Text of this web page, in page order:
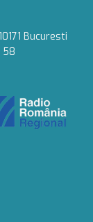
Bucuresti
58